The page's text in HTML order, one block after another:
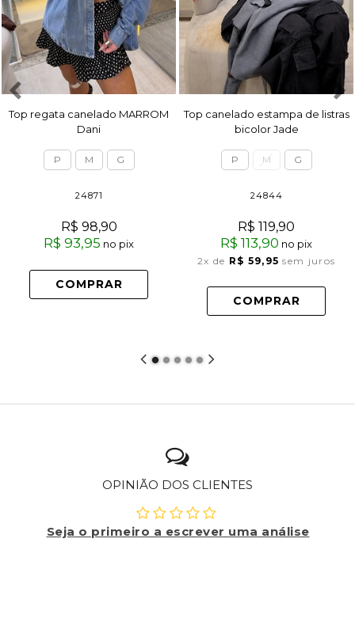
Top regata canelado MARROM
Dani
P M G
24871
R$ 98,90
R$ 93,95 no pix
COMPRAR
Top canelado estampa de listras
bicolor Jade
P M G
24844
R$ 119,90
R$ 113,90 no pix
2x de R$ 59,95 sem juros
COMPRAR
OPINIÃO DOS CLIENTES
Seja o primeiro a escrever uma análise